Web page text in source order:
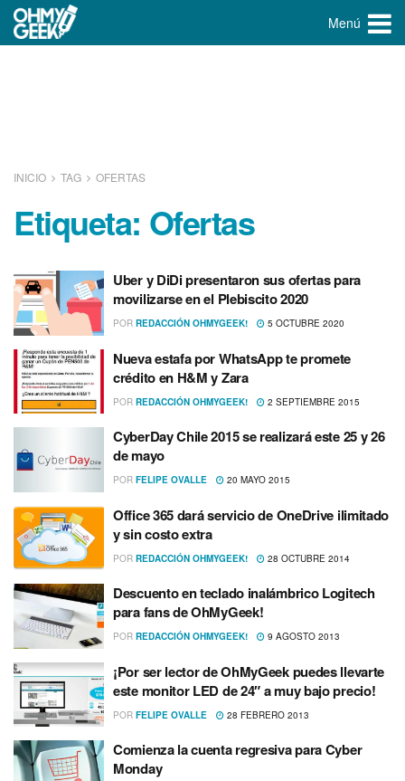
Menú
INICIO TAG OFERTAS
Etiqueta: Ofertas
Uber y DiDi presentaron sus ofertas para
movilizarse en el Plebiscito 2020
POR REDACCIÓN OHMYGEEK! 5 OCTUBRE 2020
Nueva estafa por WhatsApp te promete
crédito en H&M y Zara
POR REDACCIÓN OHMYGEEK! 2 SEPTIEMBRE 2015
CyberDay Chile 2015 se realizará este 25 y 26
de mayo
POR FELIPE OVALLE 20 MAYO 2015
Office 365 dará servicio de OneDrive ilimitado
y sin costo extra
POR REDACCIÓN OHMYGEEK! 28 OCTUBRE 2014
Descuento en teclado inalámbrico Logitech
para fans de OhMyGeek!
POR REDACCIÓN OHMYGEEK! 9 AGOSTO 2013
¡Por ser lector de OhMyGeek puedes llevarte
este monitor LED de 24″ a muy bajo precio!
POR FELIPE OVALLE 28 FEBRERO 2013
Comienza la cuenta regresiva para Cyber
Monday